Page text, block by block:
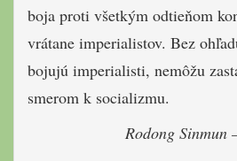
boja proti všetkým odtieňom
vrátane imperialistov. Bez
bojujú imperialisti, nemôžu
smerom k socializmu.
Rodong Sinmun